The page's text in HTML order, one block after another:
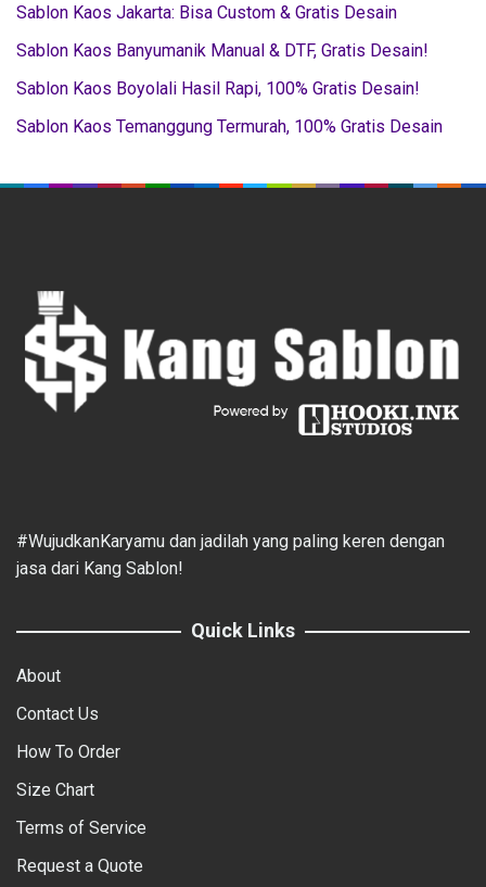
Sablon Kaos Jakarta: Bisa Custom & Gratis Desain
Sablon Kaos Banyumanik Manual & DTF, Gratis Desain!
Sablon Kaos Boyolali Hasil Rapi, 100% Gratis Desain!
Sablon Kaos Temanggung Termurah, 100% Gratis Desain
#WujudkanKaryamu dan jadilah yang paling keren dengan
jasa dari Kang Sablon!
Quick Links
About
Contact Us
How To Order
Size Chart
Terms of Service
Request a Quote